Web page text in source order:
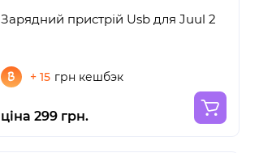
Зарядний пристрій Usb для Juul 2
+ 15 грн кешбэк
ціна 299 грн.